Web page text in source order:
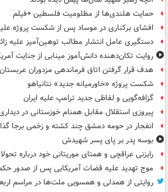
حمایت هلندی‌ها از مظلومیت فلسطین +فیلم
افشای برکناری در موساد پس از شکست پروژه
دستگیری عامل انتشار مطالب توهین‌آمیز علیه
روایت تکان‌دهنده دانش‌آموز مینابی از جنایت
هدف قرار گرفتن اتاق‌ فرماندهی مزدوران
شکست پروژه «خاورمیانه جدید» نتانیاهو
گزافه‌گویی و لفاظی جدید ترامپ علیه ایران
پیروزی استقلال مقابل همنام خوزستانی در
انفجار در حومه دمشق چند کشته و زخمی برجا
بوسه‌ پدر بر پای پسر شهیدش
رایزنی عراقچی و همتای موریتانی خود درباره
موج تهدید علیه قضات آمریکایی پس از صدور
روایتی از همدلی و همسویی ملت‌ها در مراسم